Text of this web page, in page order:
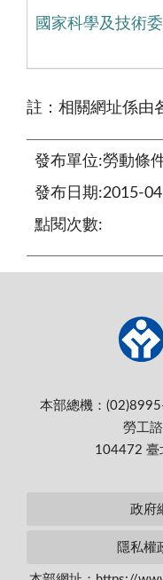
國家科學及技術
註：相關網址係由
發布單位:勞動條
發布日期:2015-
點閱次數:
本部總機：
勞工
104472 臺
政府
隱私權